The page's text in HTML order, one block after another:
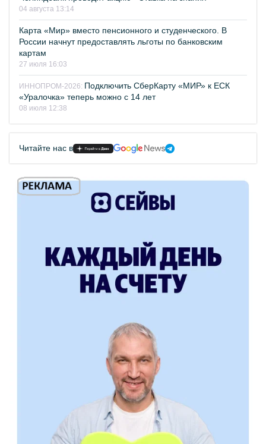
04 августа 13:14
Карта «Мир» вместо пенсионного и студенческого. В
России начнут предоставлять льготы по банковским
картам
27 июля 16:03
ИННОПРОМ-2026: Подключить СберКарту «МИР» к ЕСК
«Уралочка» теперь можно с 14 лет
08 июля 12:38
Читайте нас в